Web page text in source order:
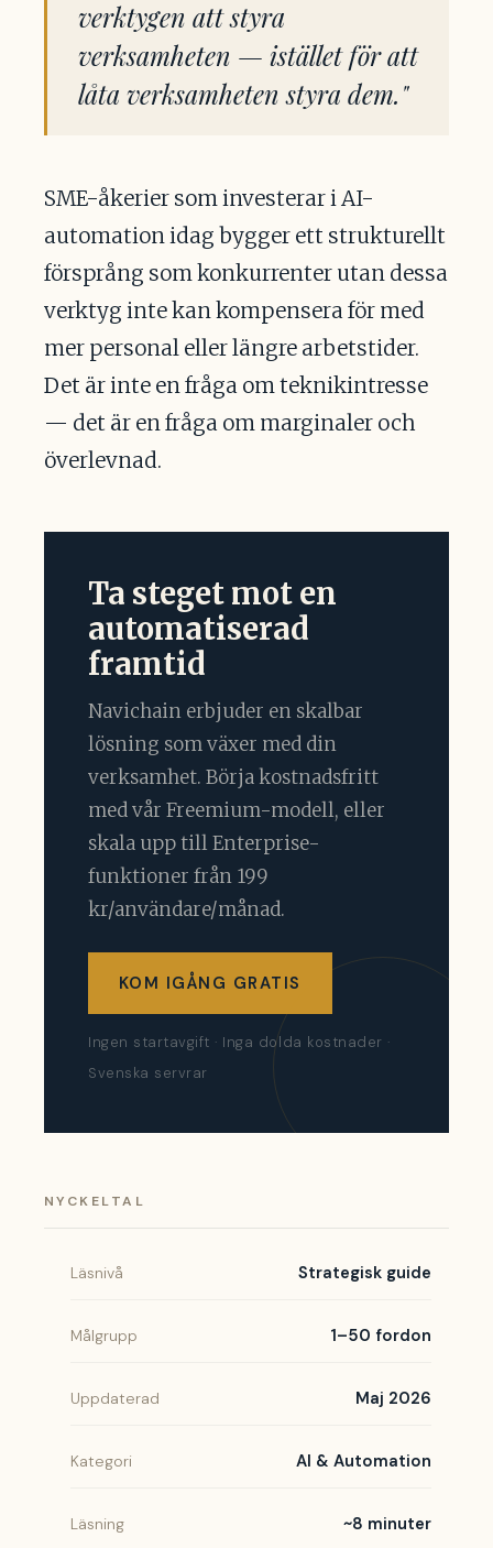
verktygen att styra
verksamheten — istället för att
låta verksamheten styra dem."
SME-åkerier som investerar i AI-
automation idag bygger ett strukturellt
försprång som konkurrenter utan dessa
verktyg inte kan kompensera för med
mer personal eller längre arbetstider.
Det är inte en fråga om teknikintresse
— det är en fråga om marginaler och
överlevnad.
Ta steget mot en
automatiserad
framtid
Navichain erbjuder en skalbar
lösning som växer med din
verksamhet. Börja kostnadsfritt
med vår Freemium-modell, eller
skala upp till Enterprise-
funktioner från 199
kr/användare/månad.
KOM IGÅNG GRATIS
Ingen startavgift · Inga dolda kostnader ·
Svenska servrar
NYCKELTAL
Läsnivå Strategisk guide
Målgrupp 1–50 fordon
Uppdaterad Maj 2026
Kategori AI & Automation
Läsning ~8 minuter